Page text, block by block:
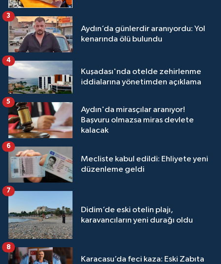
Aydın’da günlerdir aranıyordu: Yol
kenarında ölü bulundu
3
Kuşadası'nda otelde zehirlenme
iddialarına yönetimden açıklama
4
Aydın'da mirasçılar aranıyor!
Başvuru olmazsa miras devlete
kalacak
5
Mecliste kabul edildi: Ehliyete yeni
düzenleme geldi
6
Didim’de eski otelin plajı,
karavancıların yeni durağı oldu
7
Karacasu’da feci kaza: Eski Zabıta
8